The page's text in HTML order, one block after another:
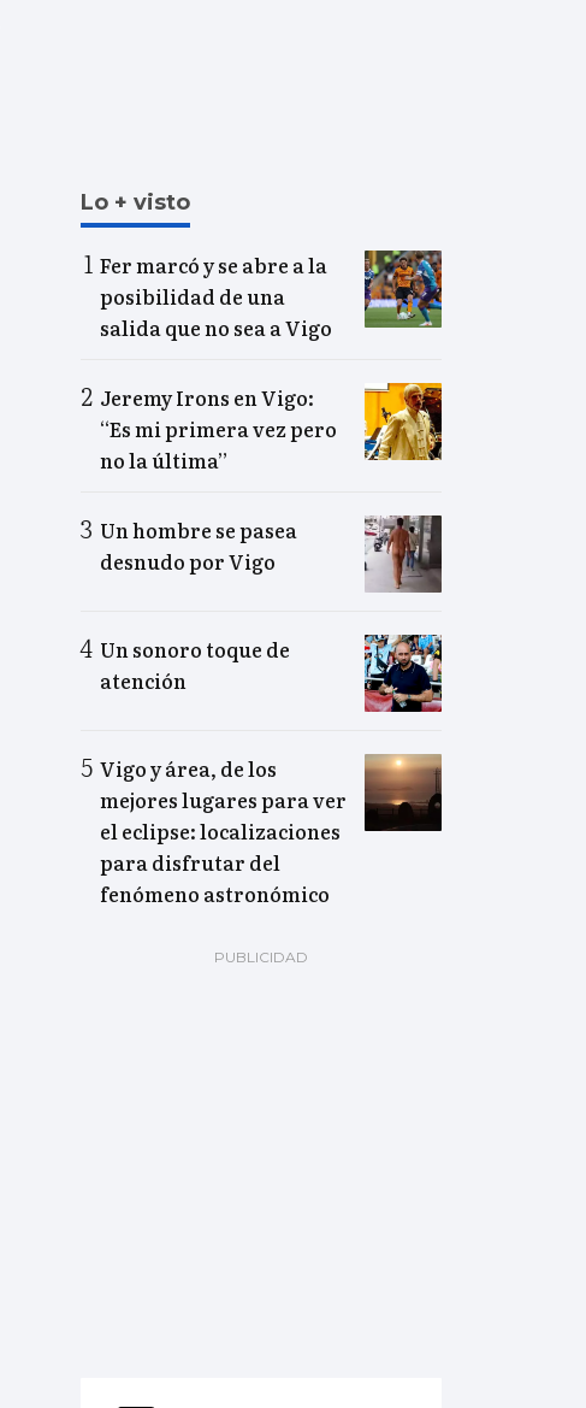
Lo + visto
Fer marcó y se abre a la
posibilidad de una
salida que no sea a Vigo
Jeremy Irons en Vigo:
“Es mi primera vez pero
no la última”
Un hombre se pasea
desnudo por Vigo
Un sonoro toque de
atención
Vigo y área, de los
mejores lugares para ver
el eclipse: localizaciones
para disfrutar del
fenómeno astronómico